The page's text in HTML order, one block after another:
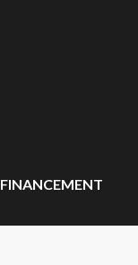
FINANCEMENT